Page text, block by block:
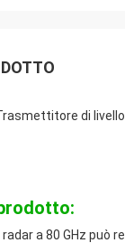
di
a 80 GHz può